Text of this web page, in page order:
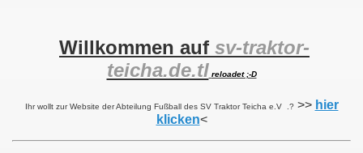
Willkommen auf sv-traktor-
teicha.de.tl reloadet ;-D
Ihr wollt zur Website der Abteilung Fußball des SV Traktor Teicha e.V .? >> hier
klicken<